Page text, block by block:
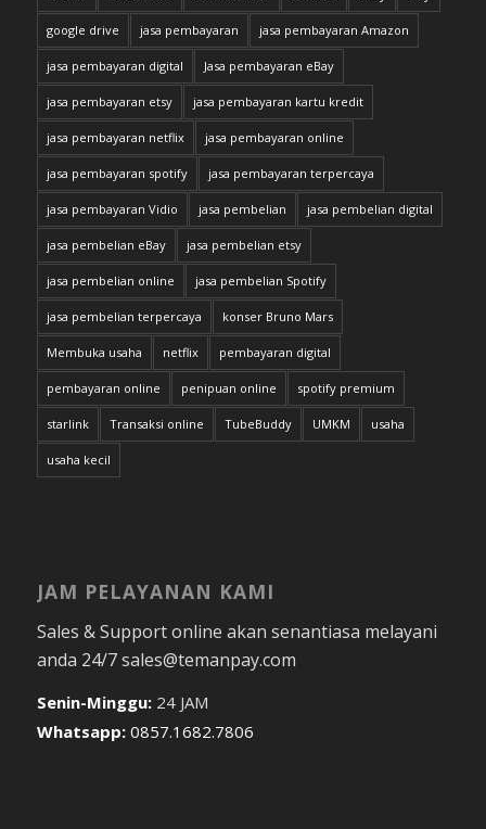
google drive jasa pembayaran jasa pembayaran Amazon
jasa pembayaran digital Jasa pembayaran eBay
jasa pembayaran etsy jasa pembayaran kartu kredit
jasa pembayaran netflix jasa pembayaran online
jasa pembayaran spotify jasa pembayaran terpercaya
jasa pembayaran Vidio jasa pembelian jasa pembelian digital
jasa pembelian eBay jasa pembelian etsy
jasa pembelian online jasa pembelian Spotify
jasa pembelian terpercaya konser Bruno Mars
Membuka usaha netflix pembayaran digital
pembayaran online penipuan online spotify premium
starlink Transaksi online TubeBuddy UMKM usaha
usaha kecil
JAM PELAYANAN KAMI
Sales & Support online akan senantiasa melayani
anda 24/7 sales@temanpay.com
Senin-Minggu: 24 JAM
Whatsapp: 0857.1682.7806